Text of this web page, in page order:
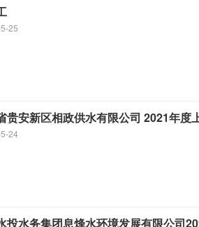
25
贵安新区相政供水有限公司 2021年度
24
投水务集团息烽水环境发展有限公司